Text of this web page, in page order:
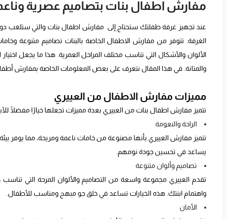
مفارش اطفال بنات بتصاميم عصرية
عند تجهيز غرفة طفلتك ستحتاج إلى مفارش اطفال بنات والتي ستلعب
الغرفة. تتوفر من مفارش الاطفال الخاصة بالبنات تصاميم متنوعة
الألوان والأشكال التي تناسب مختلف المراحل العمرية. هذا ما يجعل
والمتانة. في هذا المقال نتعرف على بعض المعلومات الخاصة بمفارش
مميزات مفارش الاطفال من العييري
تتميز مفارش اطفال بنات من العييري بعدة مميزات تجعلها خيارًا مفضلًا
الراحة والنعومة
تتميز مفارش العييري بأنها مصنوعة من خامات ناعمة ومريحة، مما يوفر
يساعد في تحسين جودة نومهم.
تصاميم وألوان متنوعة
تقدم العييري مجموعة واسعة من التصاميم والألوان المرحة التي
واهتمام ابنتك. هذه الخيارات تساعد في خلق جو مبهج ومناسب للأطفال.
الأمان